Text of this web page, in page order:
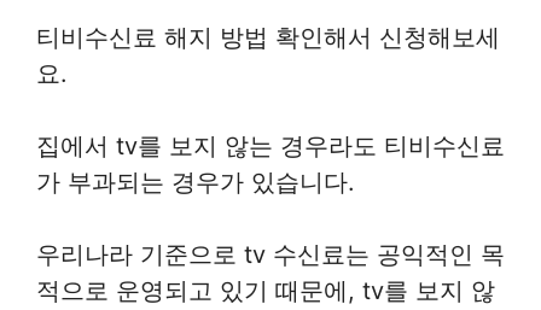
티비수신료 해지 방법 확인해서 신청해보세
요.
집에서 tv를 보지 않는 경우라도 티비수신료
가 부과되는 경우가 있습니다.
우리나라 기준으로 tv 수신료는 공익적인 목
적으로 운영되고 있기 때문에, tv를 보지 않